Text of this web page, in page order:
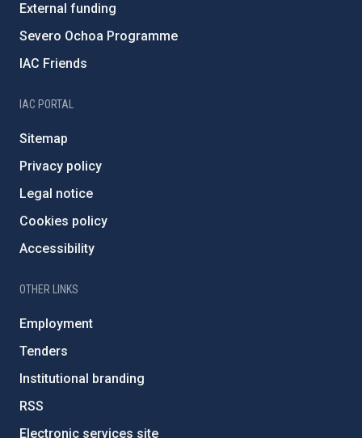
External funding
Severo Ochoa Programme
IAC Friends
IAC PORTAL
Sitemap
Privacy policy
Legal notice
Cookies policy
Accessibility
OTHER LINKS
Employment
Tenders
Institutional branding
RSS
Electronic services site